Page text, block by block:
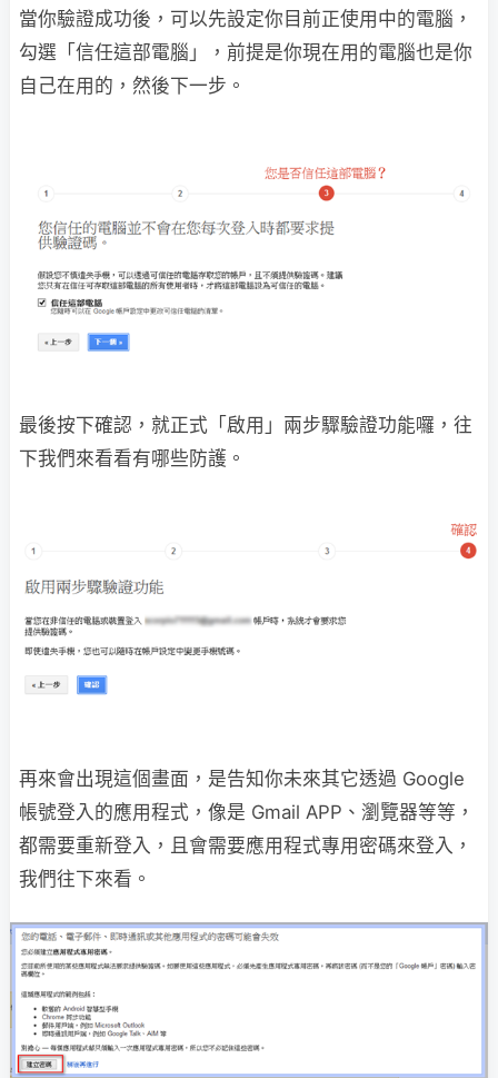
當你驗證成功後，可以先設定你目前正使用中的電腦，
勾選「信任這部電腦」，前提是你現在用的電腦也是你
自己在用的，然後下一步。
最後按下確認，就正式「啟用」兩步驟驗證功能囉，往
下我們來看看有哪些防護。
再來會出現這個畫面，是告知你未來其它透過 Google
帳號登入的應用程式，像是 Gmail APP、瀏覽器等等，
都需要重新登入，且會需要應用程式專用密碼來登入，
我們往下來看。